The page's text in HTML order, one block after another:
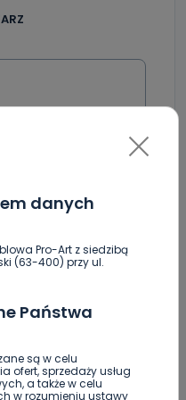
danych
Pro-Art z siedzibą
(63-400) przy ul.
Państwa
są w celu
ofert, sprzedaży usług
a także w celu
w rozumieniu ustawy